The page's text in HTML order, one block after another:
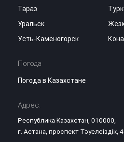
Тараз
Уральск
Усть-Каменогорск
Погода
Погода в Казахстане
Адрес:
Республика Казахстан, 010000,
г. Астана, проспект Тәуелсіздік,